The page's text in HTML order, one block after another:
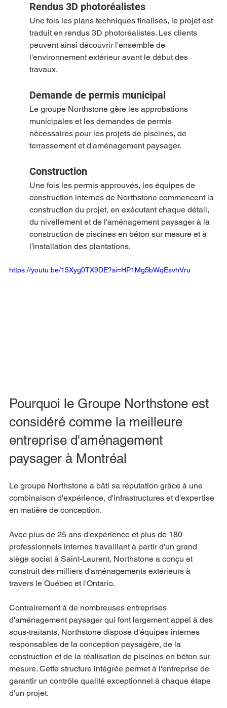
Rendus 3D photoréalistes
Une fois les plans techniques finalisés, le projet est
traduit en rendus 3D photoréalistes. Les clients
peuvent ainsi découvrir l'ensemble de
l'environnement extérieur avant le début des
travaux.
Demande de permis municipal
Le groupe Northstone gère les approbations
municipales et les demandes de permis
nécessaires pour les projets de piscines, de
terrassement et d'aménagement paysager.
Construction
Une fois les permis approuvés, les équipes de
construction internes de Northstone commencent la
construction du projet, en exécutant chaque détail,
du nivellement et de l'aménagement paysager à la
construction de piscines en béton sur mesure et à
l'installation des plantations.
https://youtu.be/15Xyg0TX9DE?si=HP1Mg5bWqEsvhVru
Pourquoi le Groupe Northstone est
considéré comme la meilleure
entreprise d'aménagement
paysager à Montréal
Le groupe Northstone a bâti sa réputation grâce à une
combinaison d'expérience, d'infrastructures et d'expertise
en matière de conception.
Avec plus de 25 ans d'expérience et plus de 180
professionnels internes travaillant à partir d'un grand
siège social à Saint-Laurent, Northstone a conçu et
construit des milliers d'aménagements extérieurs à
travers le Québec et l'Ontario.
Contrairement à de nombreuses entreprises
d'aménagement paysager qui font largement appel à des
sous-traitants, Northstone dispose d'équipes internes
responsables de la conception paysagère, de la
construction et de la réalisation de piscines en béton sur
mesure. Cette structure intégrée permet à l'entreprise de
garantir un contrôle qualité exceptionnel à chaque étape
d'un projet.